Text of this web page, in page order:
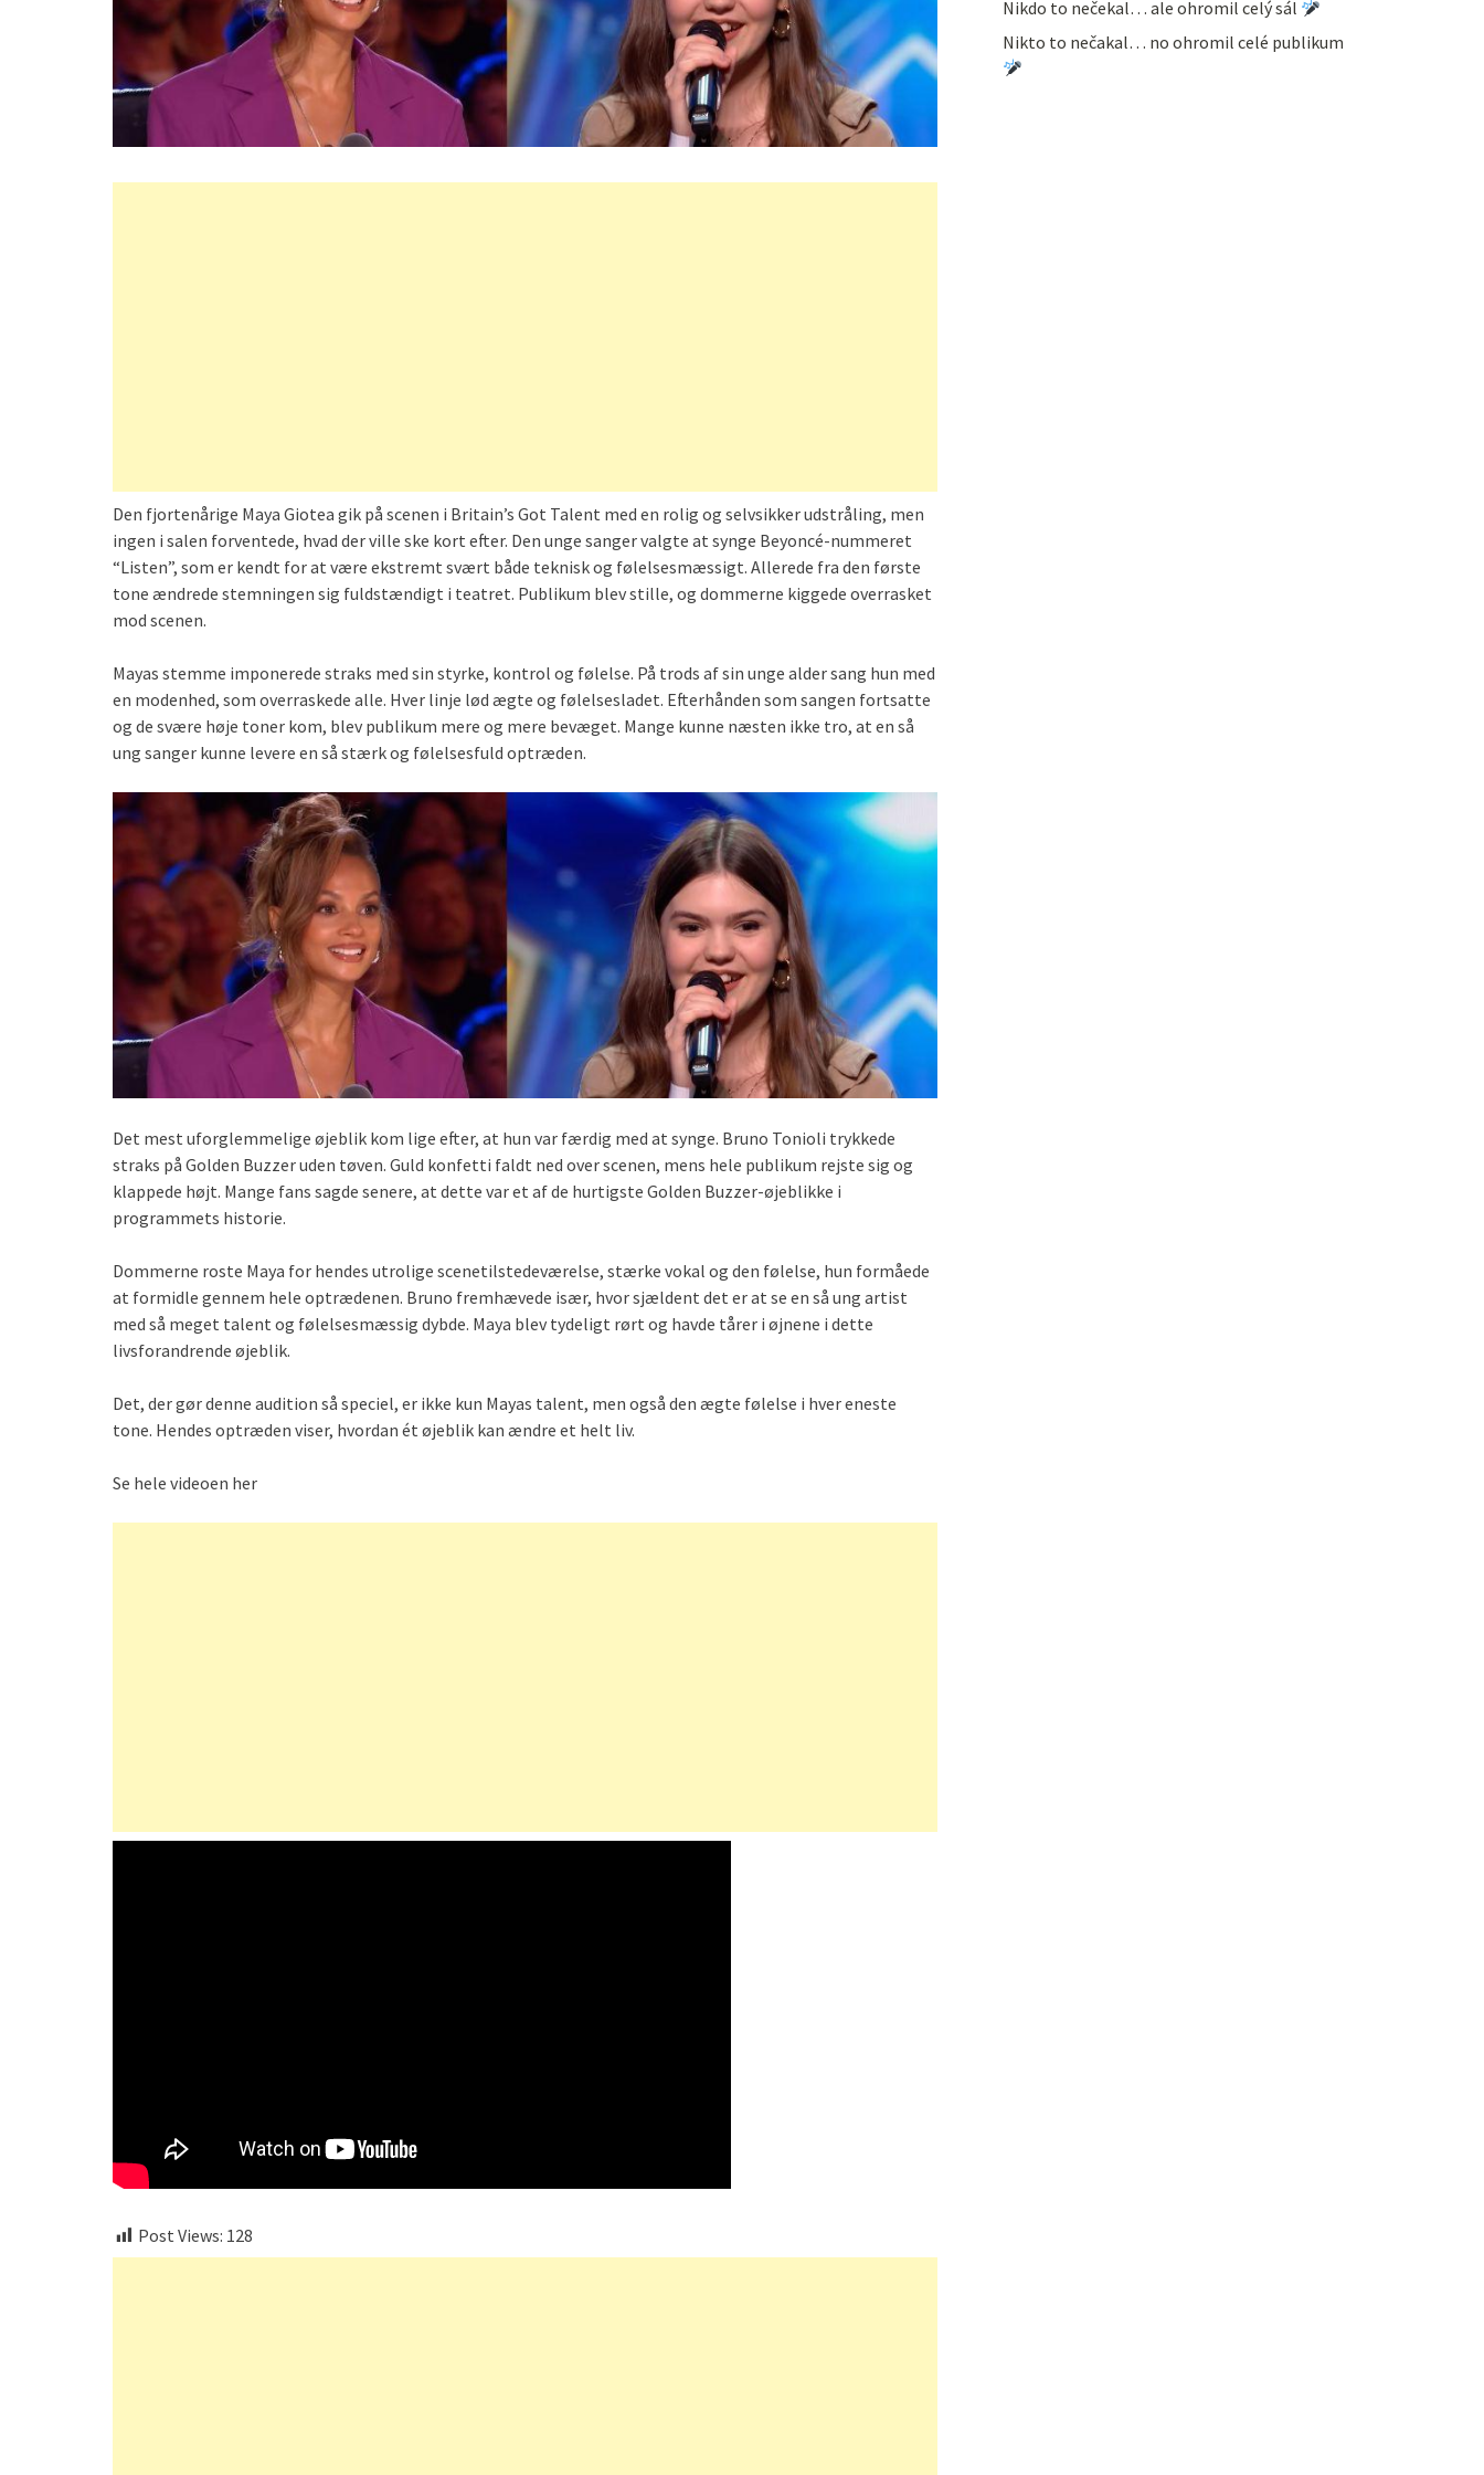
Den fjortenårige Maya Giotea gik på scenen i Britain’s Got Talent med en rolig og selvsikker udstråling, men
ingen i salen forventede, hvad der ville ske kort efter. Den unge sanger valgte at synge Beyoncé-nummeret
“Listen”, som er kendt for at være ekstremt svært både teknisk og følelsesmæssigt. Allerede fra den første
tone ændrede stemningen sig fuldstændigt i teatret. Publikum blev stille, og dommerne kiggede overrasket
mod scenen.
Mayas stemme imponerede straks med sin styrke, kontrol og følelse. På trods af sin unge alder sang hun med
en modenhed, som overraskede alle. Hver linje lød ægte og følelsesladet. Efterhånden som sangen fortsatte
og de svære høje toner kom, blev publikum mere og mere bevæget. Mange kunne næsten ikke tro, at en så
ung sanger kunne levere en så stærk og følelsesfuld optræden.
Det mest uforglemmelige øjeblik kom lige efter, at hun var færdig med at synge. Bruno Tonioli trykkede
straks på Golden Buzzer uden tøven. Guld konfetti faldt ned over scenen, mens hele publikum rejste sig og
klappede højt. Mange fans sagde senere, at dette var et af de hurtigste Golden Buzzer-øjeblikke i
programmets historie.
Dommerne roste Maya for hendes utrolige scenetilstedeværelse, stærke vokal og den følelse, hun formåede
at formidle gennem hele optrædenen. Bruno fremhævede især, hvor sjældent det er at se en så ung artist
med så meget talent og følelsesmæssig dybde. Maya blev tydeligt rørt og havde tårer i øjnene i dette
livsforandrende øjeblik.
Det, der gør denne audition så speciel, er ikke kun Mayas talent, men også den ægte følelse i hver eneste
tone. Hendes optræden viser, hvordan ét øjeblik kan ændre et helt liv.
Se hele videoen her
Post Views: 128
Nikdo to nečekal… ale ohromil celý sál
Nikto to nečakal… no ohromil celé publikum